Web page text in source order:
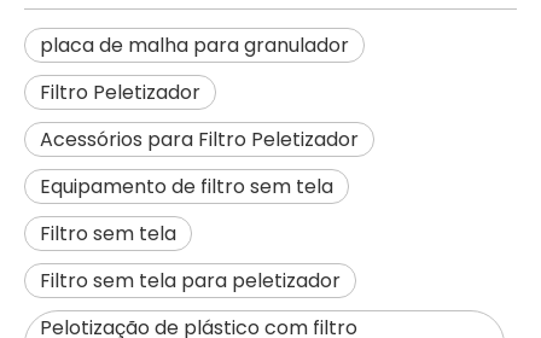
placa de malha para granulador
Filtro Peletizador
Acessórios para Filtro Peletizador
Equipamento de filtro sem tela
Filtro sem tela
Filtro sem tela para peletizador
Pelotização de plástico com filtro